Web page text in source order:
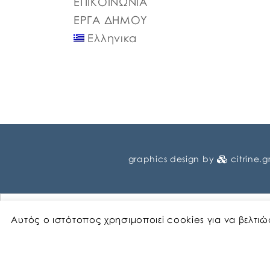
ΕΡΓΑ ΔΗΜΟΥ
Ελληνικα
graphics design by
Αυτός ο ιστότοπος χρησιμοποιεί cookies για να